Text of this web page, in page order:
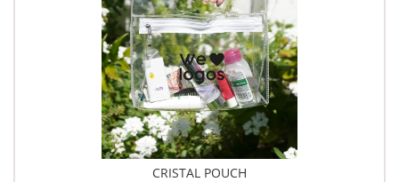
CRISTAL POUCH